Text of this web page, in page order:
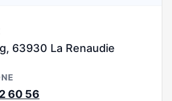
63930 La Renaudie
60 56